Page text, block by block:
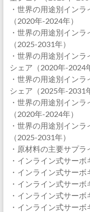
・世界の用途別イン
（2020年-2024年）
・世界の用途別イン
（2025-2031年）
・世界の用途別イン
シェア（2020年-2024
・世界の用途別イン
シェア（2025年-2031
・世界の用途別イン
（2020年-2024年）
・世界の用途別イン
（2025-2031年）
・原材料の主要サプラ
・インライン式サー
・インライン式サー
・インライン式サー
・インライン式サー
・インライン式サー